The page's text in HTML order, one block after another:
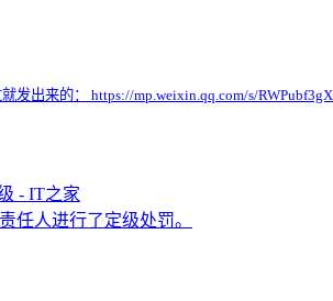
出来的： https://mp.weixin.qq.com/s/
- IT之家
任人进行了定级处罚。